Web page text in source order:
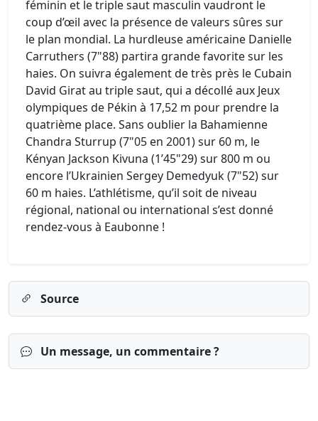
féminin et le triple saut masculin vaudront le
coup d’œil avec la présence de valeurs sûres sur
le plan mondial. La hurdleuse américaine Danielle
Carruthers (7"88) partira grande favorite sur les
haies. On suivra également de très près le Cubain
David Girat au triple saut, qui a décollé aux Jeux
olympiques de Pékin à 17,52 m pour prendre la
quatrième place. Sans oublier la Bahamienne
Chandra Sturrup (7"05 en 2001) sur 60 m, le
Kényan Jackson Kivuna (1’45"29) sur 800 m ou
encore l’Ukrainien Sergey Demedyuk (7"52) sur
60 m haies. L’athlétisme, qu’il soit de niveau
régional, national ou international s’est donné
rendez-vous à Eaubonne !
Source
Un message, un commentaire ?